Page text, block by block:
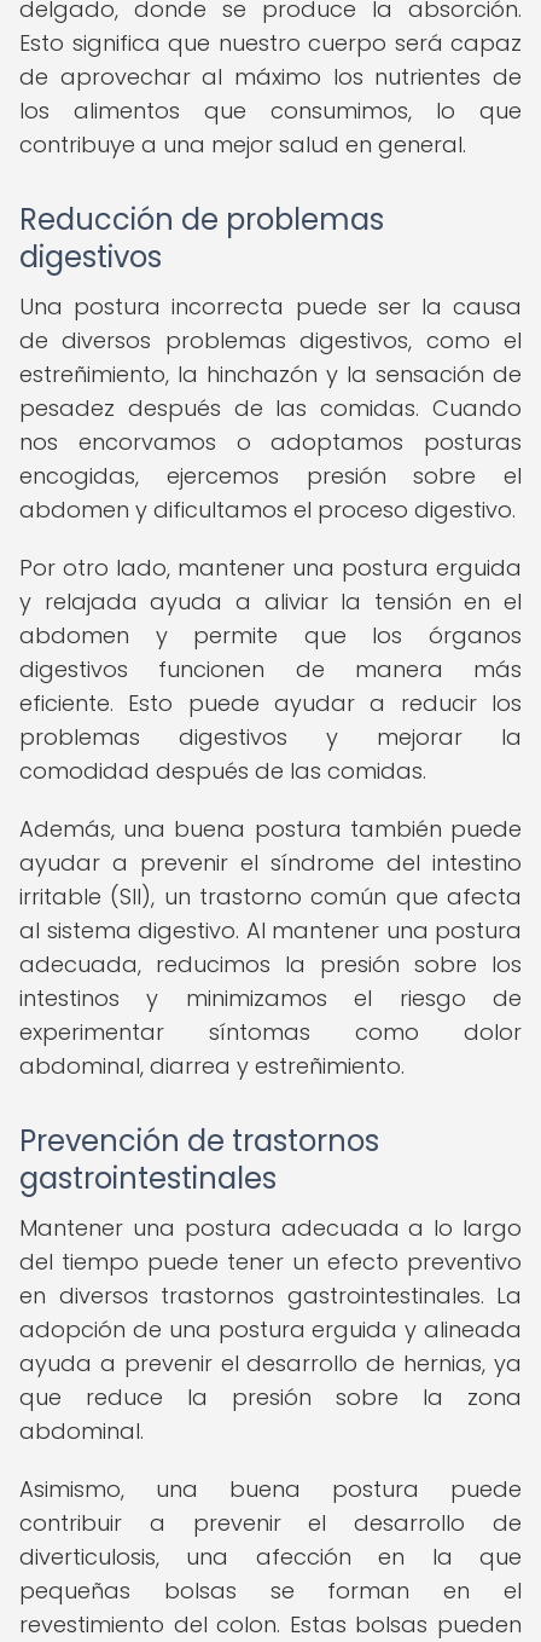
delgado, donde se produce la absorción.
Esto significa que nuestro cuerpo será capaz
de aprovechar al máximo los nutrientes de
los alimentos que consumimos, lo que
contribuye a una mejor salud en general.
Reducción de problemas
digestivos
Una postura incorrecta puede ser la causa
de diversos problemas digestivos, como el
estreñimiento, la hinchazón y la sensación de
pesadez después de las comidas. Cuando
nos encorvamos o adoptamos posturas
encogidas, ejercemos presión sobre el
abdomen y dificultamos el proceso digestivo.
Por otro lado, mantener una postura erguida
y relajada ayuda a aliviar la tensión en el
abdomen y permite que los órganos
digestivos funcionen de manera más
eficiente. Esto puede ayudar a reducir los
problemas digestivos y mejorar la
comodidad después de las comidas.
Además, una buena postura también puede
ayudar a prevenir el síndrome del intestino
irritable (SII), un trastorno común que afecta
al sistema digestivo. Al mantener una postura
adecuada, reducimos la presión sobre los
intestinos y minimizamos el riesgo de
experimentar síntomas como dolor
abdominal, diarrea y estreñimiento.
Prevención de trastornos
gastrointestinales
Mantener una postura adecuada a lo largo
del tiempo puede tener un efecto preventivo
en diversos trastornos gastrointestinales. La
adopción de una postura erguida y alineada
ayuda a prevenir el desarrollo de hernias, ya
que reduce la presión sobre la zona
abdominal.
Asimismo, una buena postura puede
contribuir a prevenir el desarrollo de
diverticulosis, una afección en la que
pequeñas bolsas se forman en el
revestimiento del colon. Estas bolsas pueden